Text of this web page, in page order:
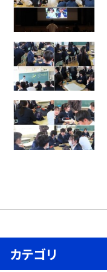
カテゴリ